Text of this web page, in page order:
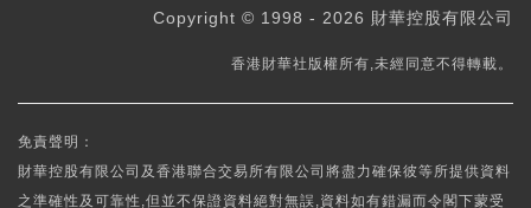
Copyright © 1998 - 2026 財華控股有限公司
香港財華社版權所有,未經同意不得轉載。
免責聲明：
財華控股有限公司及香港聯合交易所有限公司將盡力確保彼等所提供資料
之準確性及可靠性,但並不保證資料絕對無誤,資料如有錯漏而令閣下蒙受